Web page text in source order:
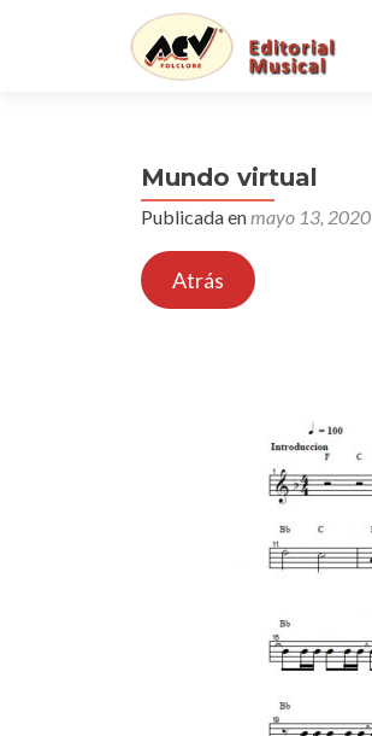
Mundo virtual
Publicada enmayo 13, 2020
Atrás